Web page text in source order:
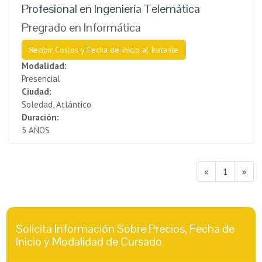
Profesional en Ingeniería Telemática
Pregrado en Informática
Recibir Costos y Fecha de Inicio al Instante
Modalidad:
Presencial
Ciudad:
Soledad, Atlántico
Duración:
5 AÑOS
« 1 »
Solicita Información Sobre Precios, Fecha de
Inicio y Modalidad de Cursado